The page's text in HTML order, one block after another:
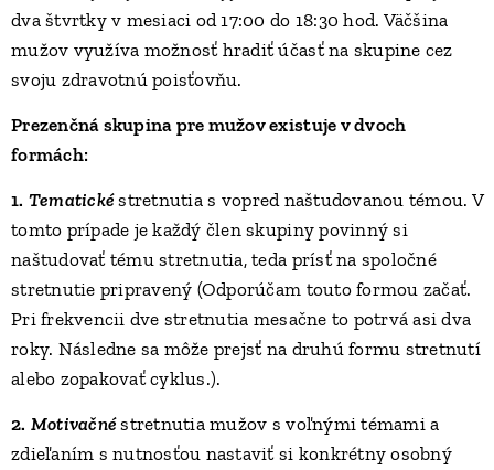
dva štvrtky v mesiaci od 17:00 do 18:30 hod. Väčšina
mužov využíva možnosť hradiť účasť na skupine cez
svoju zdravotnú poisťovňu.
Prezenčná skupina pre mužov existuje v dvoch
formách:
1. Tematickéstretnutia s vopred naštudovanou témou. V
tomto prípade je každý člen skupiny povinný si
naštudovať tému stretnutia, teda prísť na spoločné
stretnutie pripravený (Odporúčam touto formou začať.
Pri frekvencii dve stretnutia mesačne to potrvá asi dva
roky. Následne sa môže prejsť na druhú formu stretnutí
alebo zopakovať cyklus.).
2. Motivačnéstretnutia mužov s voľnými témami a
zdieľaním s nutnosťou nastaviť si konkrétny osobný